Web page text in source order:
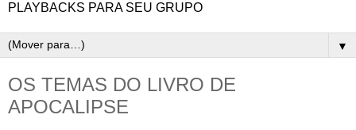
PLAYBACKS PARA SEU GRUPO
▼
OS TEMAS DO LIVRO DE
APOCALIPSE